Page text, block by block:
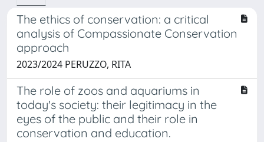
The ethics of conservation: a critical
analysis of Compassionate Conservation
approach
2023/2024 PERUZZO, RITA
The role of zoos and aquariums in
today's society: their legitimacy in the
eyes of the public and their role in
conservation and education.